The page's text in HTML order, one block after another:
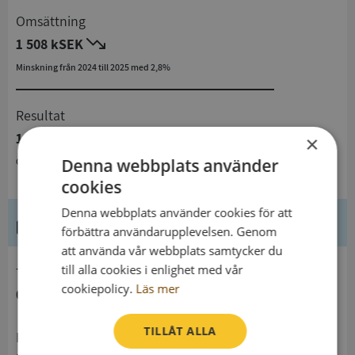
Omsättning
1 508 kSEK
Minskning från 2024 till 2025 med 2,8%
Resultat
1 kSEK
Oförändrat från 2024 till 2025
Kontaktuppgifter
0176236065
×
Denna webbplats använder
cookies
Denna webbplats använder cookies för att
förbättra användarupplevelsen. Genom
att använda vår webbplats samtycker du
till alla cookies i enlighet med vår
cookiepolicy. Läs mer
TILLÅT ALLA